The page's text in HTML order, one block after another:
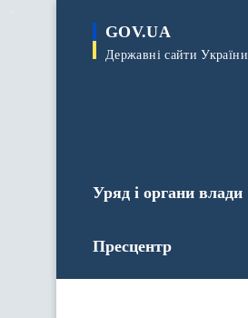
GOV.UA
Державні сайти України
Уряд і органи влади
Пресцентр